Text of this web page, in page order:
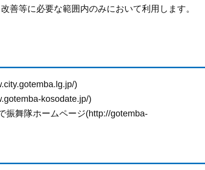
善等に必要な範囲内のみにおいて利用します。
)
kosodate.jp/)
振舞隊ホームページ(http://gotemba-